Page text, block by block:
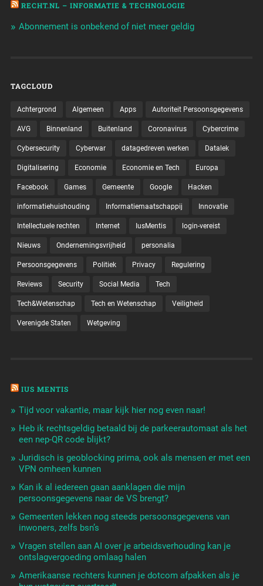
RECHT.NL – INFORMATIE & TECHNOLOGIE
Abonnement is onbekend of niet meer geldig
TAGCLOUD
Achtergrond Algemeen Apps Autoriteit Persoonsgegevens
AVG Binnenland Buitenland Coronavirus Cybercrime
Cybersecurity Cyberwar datagedreven werken Datalek
Digitalisering Economie Economie en Tech Europa
Facebook Games Gemeente Google Hacken
informatiehuishouding Informatiemaatschappij Innovatie
Intellectuele rechten Internet IusMentis login-vereist
Nieuws Ondernemingsvrijheid personalia
Persoonsgegevens Politiek Privacy Regulering
Reviews Security Social Media Tech
Tech&Wetenschap Tech en Wetenschap Veiligheid
Verenigde Staten Wetgeving
IUS MENTIS
Tijd voor vakantie, maar kijk hier nog even naar!
Heb ik rechtsgeldig betaald bij de parkeerautomaat als het
een nep-QR code blijkt?
Juridisch is geoblocking prima, ook als mensen er met een
VPN omheen kunnen
Kan ik al iedereen gaan aanklagen die mijn
persoonsgegevens naar de VS brengt?
Gemeenten lekken nog steeds persoonsgegevens van
inwoners, zelfs bsn’s
Vragen stellen aan AI over je arbeidsverhouding kan je
ontslagvergoeding omlaag halen
Amerikaanse rechters kunnen je dotcom afpakken als je